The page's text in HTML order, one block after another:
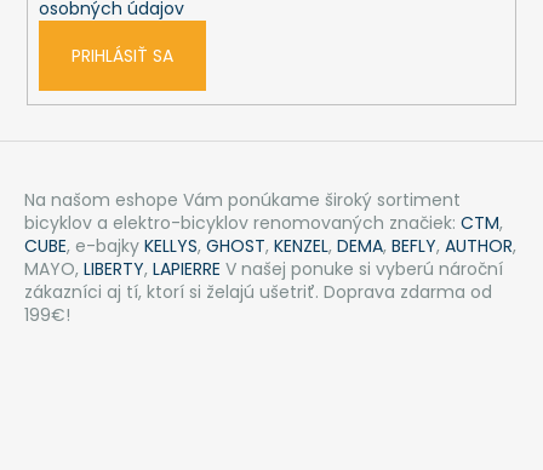
osobných údajov
PRIHLÁSIŤ SA
Na našom eshope Vám ponúkame široký sortiment
bicyklov a elektro-bicyklov renomovaných značiek: CTM,
CUBE, e-bajky KELLYS, GHOST, KENZEL, DEMA, BEFLY, AUTHOR,
MAYO, LIBERTY, LAPIERRE V našej ponuke si vyberú nároční
zákazníci aj tí, ktorí si želajú ušetriť. Doprava zdarma od
199€!